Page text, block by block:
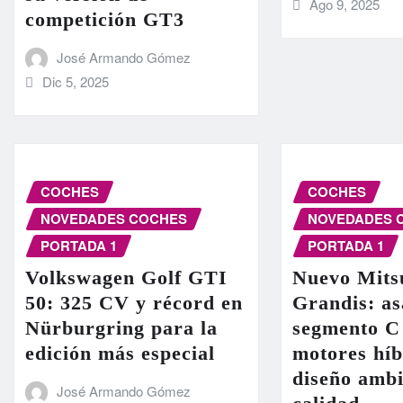
competición GT3
José Armando Gómez
Dic 5, 2025
Ago 9, 2025
COCHES
NOVEDADES COCHES
PORTADA 1
Volkswagen Golf GTI
50: 325 CV y récord en
Nürburgring para la
edición más especial
José Armando Gómez
COCHES
NOVEDADES
PORTADA 1
Nuevo
Grandis:
segmento
motores
diseño